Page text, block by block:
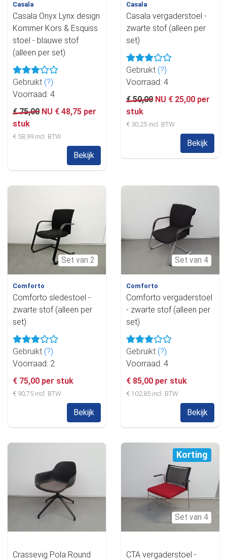
Casala
Casala Onyx Lynx design
Kommer Kors & Esquiss
stoel - blauwe stof
(alleen per set)
Gebruikt (?)
Voorraad: 4
€ 75,00 NU € 48,75 per
stuk
€ 58,99 incl. BTW
Bekijk
Casala
Casala vergaderstoel -
zwarte stof (alleen per
set)
Gebruikt (?)
Voorraad: 4
€ 50,00 NU € 25,00 per
stuk
€ 30,25 incl. BTW
Bekijk
Set van 2
Comforto
Comforto sledestoel -
zwarte stof (alleen per
set)
Gebruikt (?)
Voorraad: 2
€ 75,00 per stuk
€ 90,75 incl. BTW
Bekijk
Set van 4
Comforto
Comforto vergaderstoel
- zwarte stof (alleen per
set)
Gebruikt (?)
Voorraad: 4
€ 85,00 per stuk
€ 102,85 incl. BTW
Bekijk
Crassevig Pola Round
Korting
Set van 4
CTA vergaderstoel -